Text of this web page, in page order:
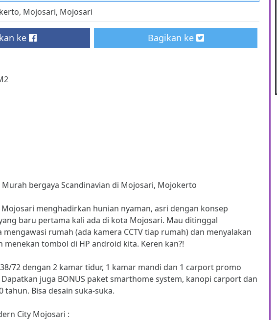
, Mojosari, Mojosari
ke Bagikan ke
bergaya Scandinavian di Mojosari, Mojokerto
menghadirkan hunian nyaman, asri dengan konsep
baru pertama kali ada di kota Mojosari. Mau ditinggal
rumah (ada kamera CCTV tiap rumah) dan menyalakan
menekan tombol di HP android kita. Keren kan?!
72 dengan 2 kamar tidur, 1 kamar mandi dan 1 carport promo
Dapatkan juga BONUS paket smarthome system, kanopi carport dan
tahun. Bisa desain suka-suka.
City Mojosari :